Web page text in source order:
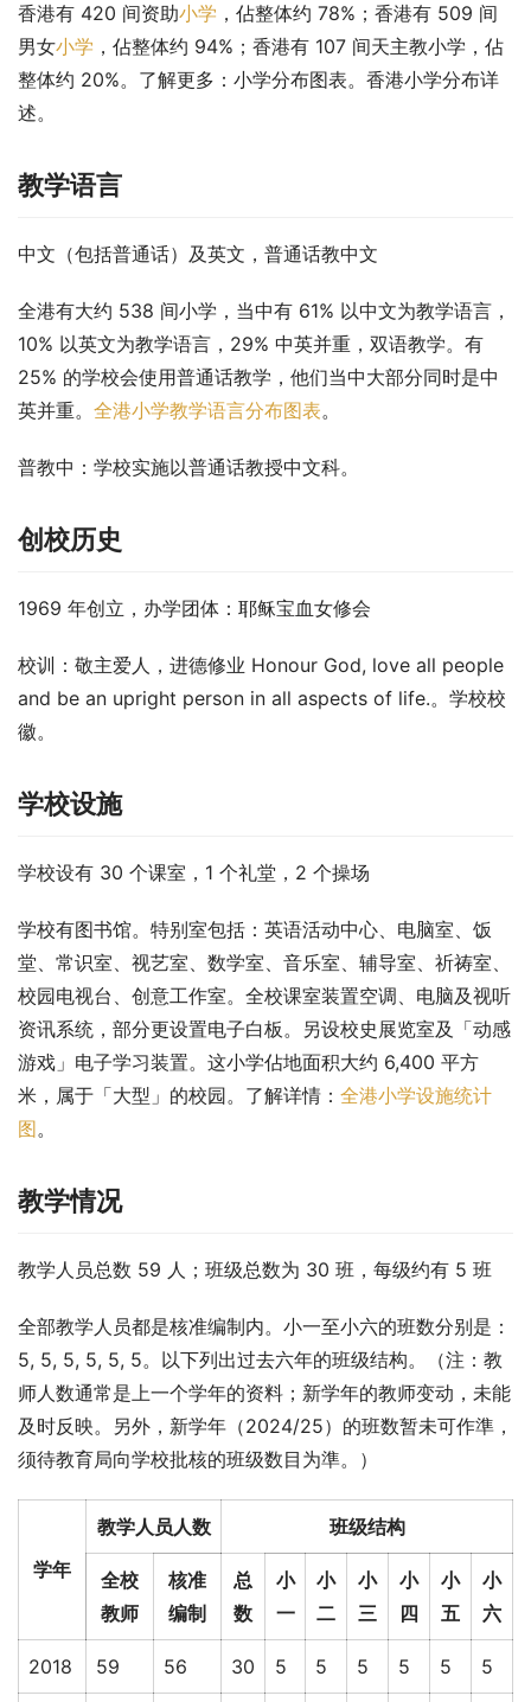
香港有 420 间资助小学 ，佔整体约 78%；香港有 509 间
男女小学 ，佔整体约 94%；香港有 107 间天主教小学，佔
整体约 20%。了解更多：小学分布图表。香港小学分布详
述。
教学语言
中文（包括普通话）及英文，普通话教中文
全港有大约 538 间小学，当中有 61% 以中文为教学语言，
10% 以英文为教学语言，29% 中英并重，双语教学。有
25% 的学校会使用普通话教学，他们当中大部分同时是中
英并重。 全港小学教学语言分布图表。
普教中 ：学校实施以普通话教授中文科。
创校历史
1969 年创立，办学团体：耶稣宝血女修会
校训：敬主爱人，进德修业 Honour God, love all people
and be an upright person in all aspects of life.。学校校
徽。
学校设施
学校设有 30 个课室，1 个礼堂，2 个操场
学校有图书馆。特别室包括：英语活动中心、电脑室、饭
堂、常识室、视艺室、数学室、音乐室、辅导室、祈祷室、
校园电视台、创意工作室。全校课室装置空调、电脑及视听
资讯系统，部分更设置电子白板。另设校史展览室及「动感
游戏」电子学习装置。这小学佔地面积大约 6,400 平方
米，属于「大型」的校园。了解详情： 全港小学设施统计
图。
教学情况
教学人员总数 59 人；班级总数为 30 班，每级约有 5 班
全部教学人员都是核准编制内。小一至小六的班数分别是：
5, 5, 5, 5, 5, 5。以下列出过去六年的班级结构。（注：教
师人数通常是上一个学年的资料；新学年的教师变动，未能
及时反映。另外，新学年（2024/25）的班数暂未可作準，
须待教育局向学校批核的班级数目为準。）
学年
教学人员人数 班级结构
全校
教师
核准
编制
总
数
小
一
小
二
小
三
小
四
小
五
小
六
2018 59 56 30 5 5 5 5 5 5